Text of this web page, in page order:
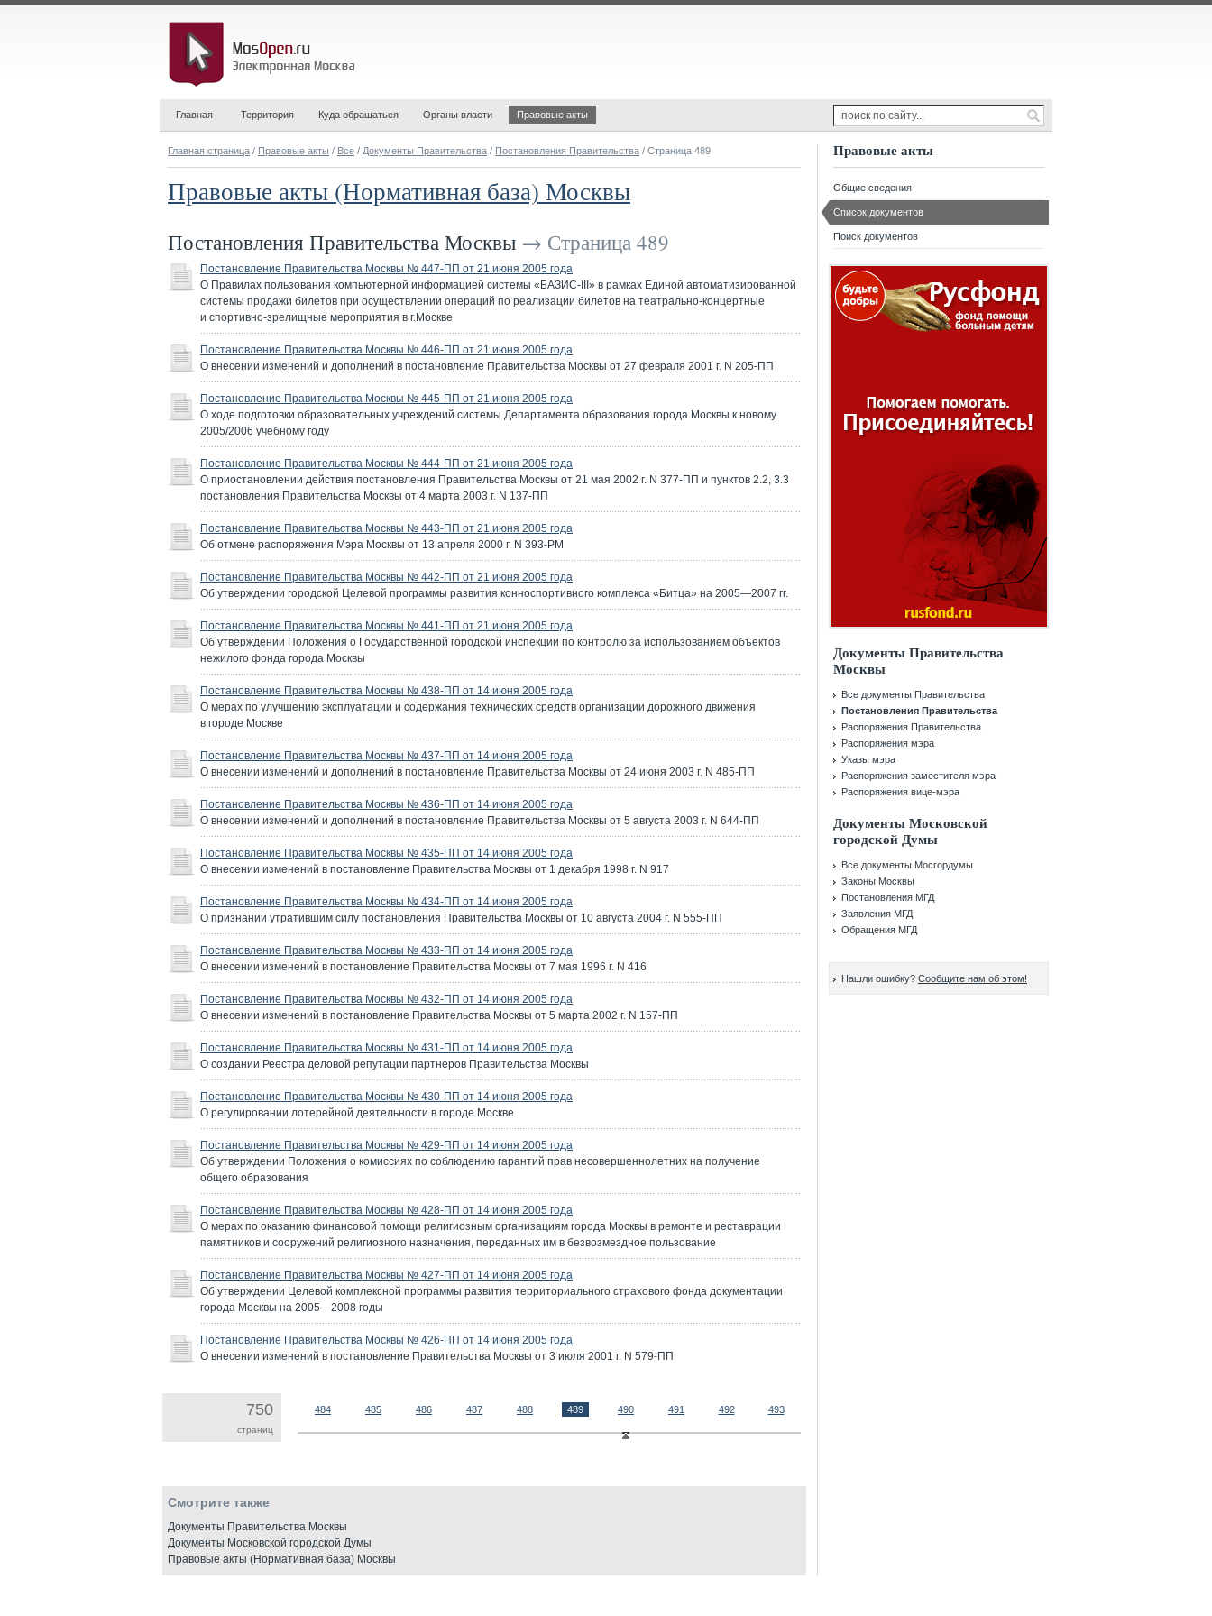
Главная Территория Куда обращаться Органы власти Правовые акты
Главная страница / Правовые акты / Все / Документы Правительства / Постановления Правительства / Страница 489
Правовые акты (Нормативная база) Москвы
Постановления Правительства Москвы → Страница 489
Постановление Правительства Москвы № 447-ПП от 21 июня 2005 года
О Правилах пользования компьютерной информацией системы «БАЗИС-III» в рамках Единой автоматизированной
системы продажи билетов при осуществлении операций по реализации билетов на театрально-концертные
и спортивно-зрелищные мероприятия в г.Москве
Постановление Правительства Москвы № 446-ПП от 21 июня 2005 года
О внесении изменений и дополнений в постановление Правительства Москвы от 27 февраля 2001 г. N 205-ПП
Постановление Правительства Москвы № 445-ПП от 21 июня 2005 года
О ходе подготовки образовательных учреждений системы Департамента образования города Москвы к новому
2005/2006 учебному году
Постановление Правительства Москвы № 444-ПП от 21 июня 2005 года
О приостановлении действия постановления Правительства Москвы от 21 мая 2002 г. N 377-ПП и пунктов 2.2, 3.3
постановления Правительства Москвы от 4 марта 2003 г. N 137-ПП
Постановление Правительства Москвы № 443-ПП от 21 июня 2005 года
Об отмене распоряжения Мэра Москвы от 13 апреля 2000 г. N 393-РМ
Постановление Правительства Москвы № 442-ПП от 21 июня 2005 года
Об утверждении городской Целевой программы развития конноспортивного комплекса «Битца» на 2005—2007 гг.
Постановление Правительства Москвы № 441-ПП от 21 июня 2005 года
Об утверждении Положения о Государственной городской инспекции по контролю за использованием объектов
нежилого фонда города Москвы
Постановление Правительства Москвы № 438-ПП от 14 июня 2005 года
О мерах по улучшению эксплуатации и содержания технических средств организации дорожного движения
в городе Москве
Постановление Правительства Москвы № 437-ПП от 14 июня 2005 года
О внесении изменений и дополнений в постановление Правительства Москвы от 24 июня 2003 г. N 485-ПП
Постановление Правительства Москвы № 436-ПП от 14 июня 2005 года
О внесении изменений и дополнений в постановление Правительства Москвы от 5 августа 2003 г. N 644-ПП
Постановление Правительства Москвы № 435-ПП от 14 июня 2005 года
О внесении изменений в постановление Правительства Москвы от 1 декабря 1998 г. N 917
Постановление Правительства Москвы № 434-ПП от 14 июня 2005 года
О признании утратившим силу постановления Правительства Москвы от 10 августа 2004 г. N 555-ПП
Постановление Правительства Москвы № 433-ПП от 14 июня 2005 года
О внесении изменений в постановление Правительства Москвы от 7 мая 1996 г. N 416
Постановление Правительства Москвы № 432-ПП от 14 июня 2005 года
О внесении изменений в постановление Правительства Москвы от 5 марта 2002 г. N 157-ПП
Постановление Правительства Москвы № 431-ПП от 14 июня 2005 года
О создании Реестра деловой репутации партнеров Правительства Москвы
Постановление Правительства Москвы № 430-ПП от 14 июня 2005 года
О регулировании лотерейной деятельности в городе Москве
Постановление Правительства Москвы № 429-ПП от 14 июня 2005 года
Об утверждении Положения о комиссиях по соблюдению гарантий прав несовершеннолетних на получение
общего образования
Постановление Правительства Москвы № 428-ПП от 14 июня 2005 года
О мерах по оказанию финансовой помощи религиозным организациям города Москвы в ремонте и реставрации
памятников и сооружений религиозного назначения, переданных им в безвозмездное пользование
Постановление Правительства Москвы № 427-ПП от 14 июня 2005 года
Об утверждении Целевой комплексной программы развития территориального страхового фонда документации
города Москвы на 2005—2008 годы
Постановление Правительства Москвы № 426-ПП от 14 июня 2005 года
О внесении изменений в постановление Правительства Москвы от 3 июля 2001 г. N 579-ПП
750
страниц
484 485 486 487 488 489 490 491 492 493
Смотрите также
Документы Правительства Москвы
Документы Московской городской Думы
Правовые акты (Нормативная база) Москвы
Правовые акты
Общие сведения
Список документов
Поиск документов
Документы Правительства
Москвы
Все документы Правительства
Постановления Правительства
Распоряжения Правительства
Распоряжения мэра
Указы мэра
Распоряжения заместителя мэра
Распоряжения вице-мэра
Документы Московской
городской Думы
Все документы Мосгордумы
Законы Москвы
Постановления МГД
Заявления МГД
Обращения МГД
Нашли ошибку? Сообщите нам об этом!